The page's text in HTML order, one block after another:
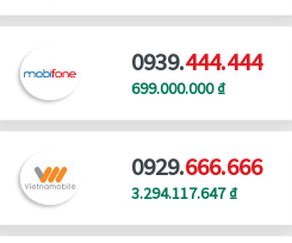
0939.444.444
699.000.000 ₫
0929.666.666
3.294.117.647 ₫